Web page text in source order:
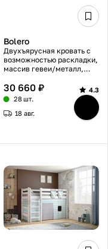
Bolero
Двухъярусная кровать с
возможностью раскладки,
массив гевеи/металл,
90х200 см, с бортиками
30 660 ₽ 4.3
28 шт.
18 авг.